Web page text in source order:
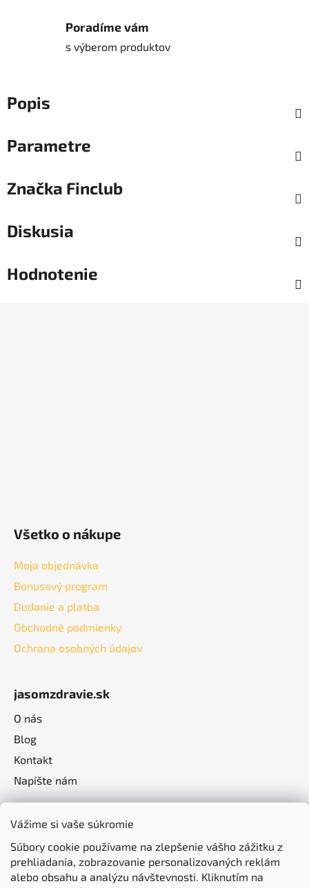
Vážime si vaše súkromie
Súbory cookie používame na zlepšenie vášho zážitku z
prehliadania, zobrazovanie personalizovaných reklám
alebo obsahu a analýzu návštevnosti. Kliknutím na
Poradíme vám
s výberom produktov
Popis
Parametre
Značka Finclub
Diskusia
Hodnotenie
Všetko o nákupe
Moja objednávka
Bonusový program
Dodanie a platba
Obchodné podmienky
Ochrana osobných údajov
jasomzdravie.sk
O nás
Blog
Kontakt
Napíšte nám